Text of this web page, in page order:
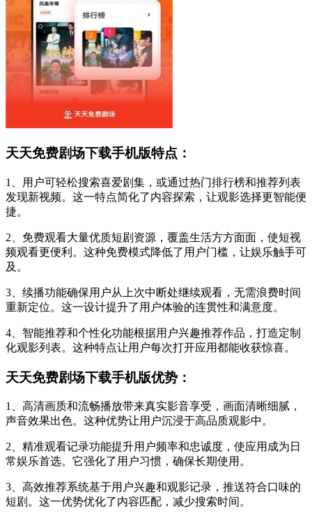
天天免费剧场下载手机版特点：
1、用户可轻松搜索喜爱剧集，或通过热门排行榜和推荐列表
发现新视频。这一特点简化了内容探索，让观影选择更智能便
捷。
2、免费观看大量优质短剧资源，覆盖生活方方面面，使短视
频观看更便利。这种免费模式降低了用户门槛，让娱乐触手可
及。
3、续播功能确保用户从上次中断处继续观看，无需浪费时间
重新定位。这一设计提升了用户体验的连贯性和满意度。
4、智能推荐和个性化功能根据用户兴趣推荐作品，打造定制
化观影列表。这种特点让用户每次打开应用都能收获惊喜。
天天免费剧场下载手机版优势：
1、高清画质和流畅播放带来真实影音享受，画面清晰细腻，
声音效果出色。这种优势让用户沉浸于高品质观影中。
2、精准观看记录功能提升用户频率和忠诚度，使应用成为日
常娱乐首选。它强化了用户习惯，确保长期使用。
3、高效推荐系统基于用户兴趣和观影记录，推送符合口味的
短剧。这一优势优化了内容匹配，减少搜索时间。